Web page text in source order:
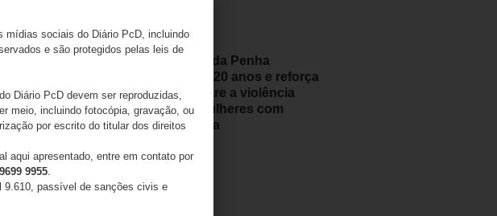
Lei Maria da Penha
completa 20 anos e reforça
alerta sobre a violência
contra mulheres com
deficiência
07/08/2026
mídias sociais do Diário PcD, incluindo
e são protegidos pelas leis de
Diário PcD devem ser reproduzidas,
meio, incluindo fotocópia, gravação, ou
por escrito do titular dos direitos
aqui apresentado, entre em contato por
9955.
9.610, passível de sanções civis e